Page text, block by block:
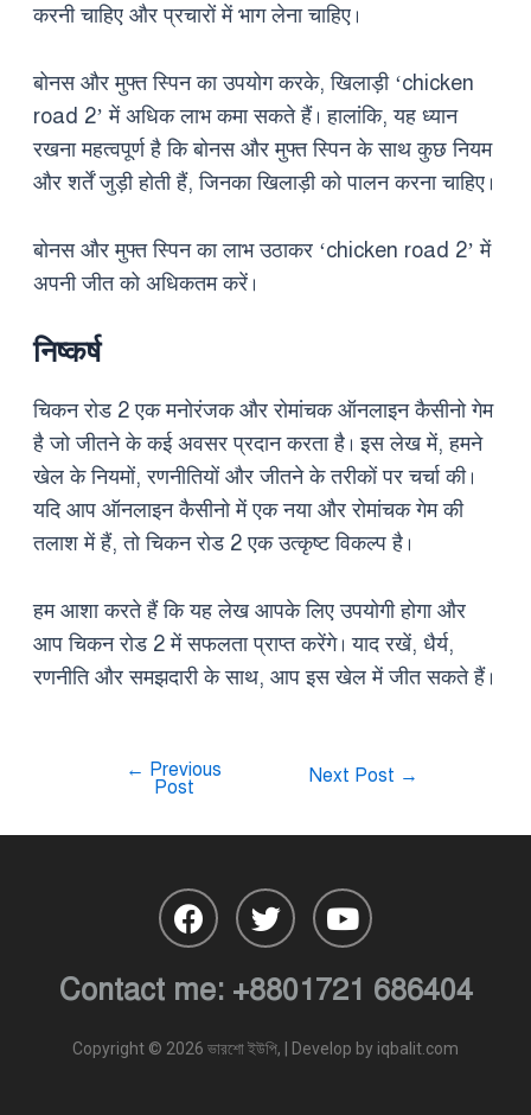
करनी चाहिए और प्रचारों में भाग लेना चाहिए।
बोनस और मुफ्त स्पिन का उपयोग करके, खिलाड़ी ‘chicken
road 2’ में अधिक लाभ कमा सकते हैं। हालांकि, यह ध्यान
रखना महत्वपूर्ण है कि बोनस और मुफ्त स्पिन के साथ कुछ नियम
और शर्तें जुड़ी होती हैं, जिनका खिलाड़ी को पालन करना चाहिए।
बोनस और मुफ्त स्पिन का लाभ उठाकर ‘chicken road 2’ में
अपनी जीत को अधिकतम करें।
निष्कर्ष
चिकन रोड 2 एक मनोरंजक और रोमांचक ऑनलाइन कैसीनो गेम
है जो जीतने के कई अवसर प्रदान करता है। इस लेख में, हमने
खेल के नियमों, रणनीतियों और जीतने के तरीकों पर चर्चा की।
यदि आप ऑनलाइन कैसीनो में एक नया और रोमांचक गेम की
तलाश में हैं, तो चिकन रोड 2 एक उत्कृष्ट विकल्प है।
हम आशा करते हैं कि यह लेख आपके लिए उपयोगी होगा और
आप चिकन रोड 2 में सफलता प्राप्त करेंगे। याद रखें, धैर्य,
रणनीति और समझदारी के साथ, आप इस खेल में जीत सकते हैं।
← Previous
Post
Next Post →
Contact me: +8801721 686404
Copyright © 2026 ভারশো ইউপি, | Develop by iqbalit.com